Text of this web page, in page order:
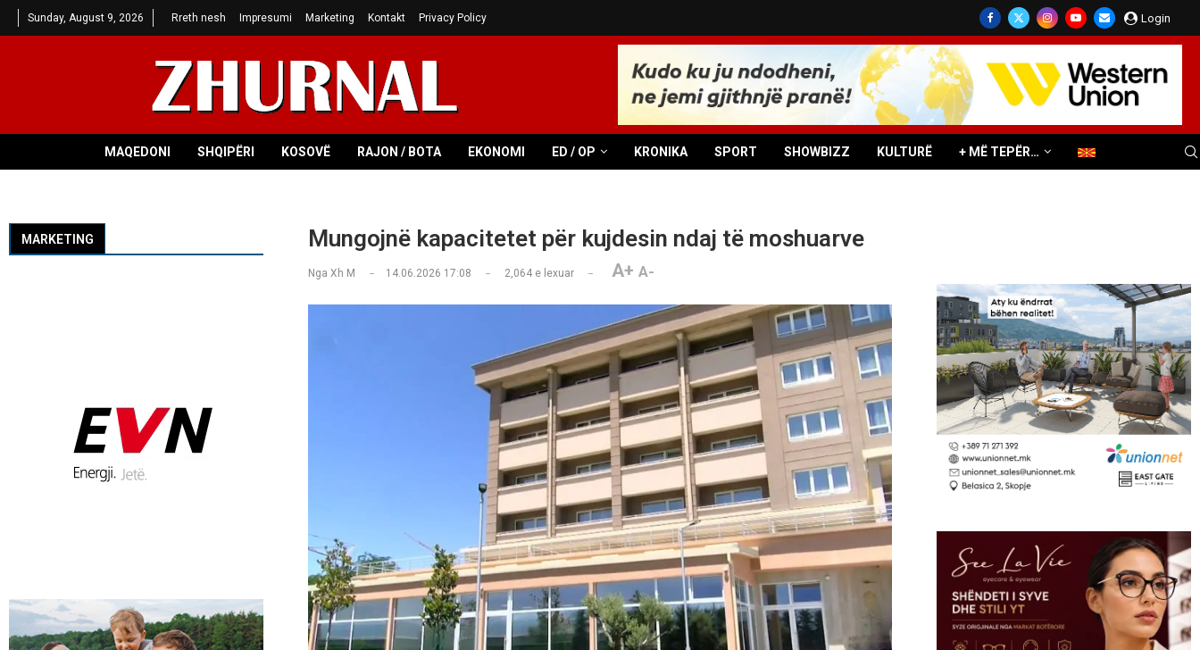
Sunday, August 9, 2026 Rreth nesh Impresumi Marketing Kontakt Privacy Policy Login
MAQEDONI SHQIPËRI KOSOVË RAJON / BOTA EKONOMI ED / OP KRONIKA SPORT SHOWBIZZ KULTURË + MË TEPËR…
Mungojnë kapacitetet për kujdesin ndaj të moshuarve
Nga Xh M 14.06.2026 17:08 2,064e lexuar A+ A-
MARKETING